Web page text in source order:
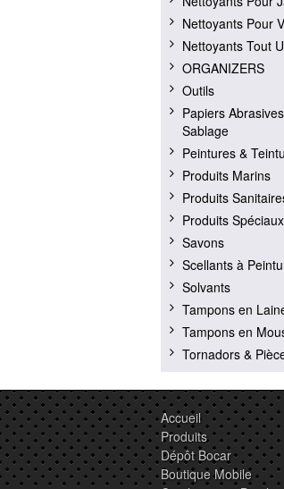
Nettoyants Pour
Nettoyants Tout
ORGANIZERS
Outils
Papiers
Sablage
Peintures &
Produits Marins
Produits
Produits Spéciaux
Savons
Scellants à
Solvants
Tampons en
Tampons en
Tornadors &
Accueil
Produits
Dépôt Bocar
Boutique Mobile